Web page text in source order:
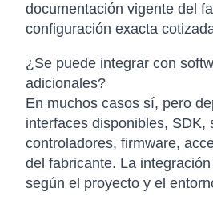
documentación vigente del
configuración exacta
¿Se puede integrar con
adicionales?
En muchos casos sí, pero
interfaces disponibles, SDK,
controladores, firmware,
del fabricante. La
según el proyecto y el